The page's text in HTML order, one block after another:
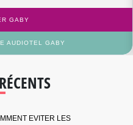
GABY
AUDIOTEL GABY
EVITER LES